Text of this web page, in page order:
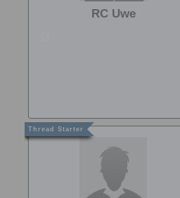
RC Uwe